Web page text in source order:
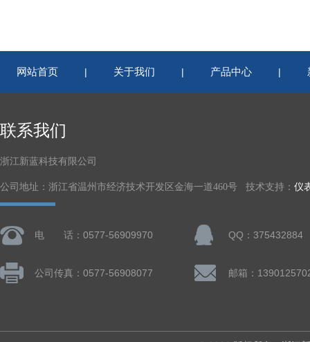
网站首页 | 关于我们 | 产品中心 |
联系我们
浙江新蓝科技有限公司
公司地址：浙江省温州市经济技术开发区金海一道460号 技术支持： 仪
电 话：0577-56909970 QQ：375432884
公司传真：0577-56908077